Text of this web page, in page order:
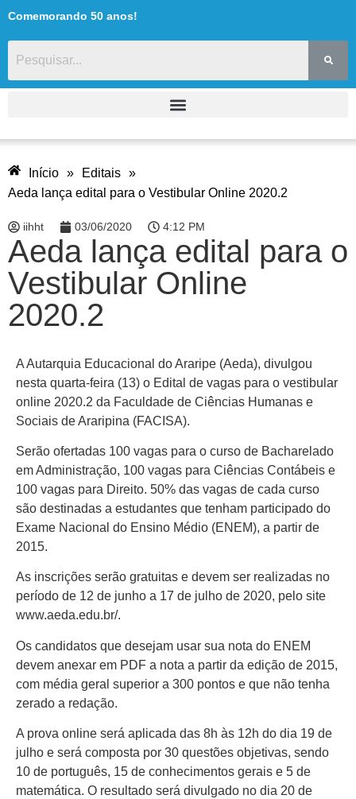
Comemorando 50 anos!
Início » Editais »
Aeda lança edital para o Vestibular Online 2020.2
iihht 03/06/2020 4:12 PM
Aeda lança edital para o
Vestibular Online
2020.2
A Autarquia Educacional do Araripe (Aeda), divulgou
nesta quarta-feira (13) o Edital de vagas para o vestibular
online 2020.2 da Faculdade de Ciências Humanas e
Sociais de Araripina (FACISA).
Serão ofertadas 100 vagas para o curso de Bacharelado
em Administração, 100 vagas para Ciências Contábeis e
100 vagas para Direito. 50% das vagas de cada curso
são destinadas a estudantes que tenham participado do
Exame Nacional do Ensino Médio (ENEM), a partir de
2015.
As inscrições serão gratuitas e devem ser realizadas no
período de 12 de junho a 17 de julho de 2020, pelo site
www.aeda.edu.br/.
Os candidatos que desejam usar sua nota do ENEM
devem anexar em PDF a nota a partir da edição de 2015,
com média geral superior a 300 pontos e que não tenha
zerado a redação.
A prova online será aplicada das 8h às 12h do dia 19 de
julho e será composta por 30 questões objetivas, sendo
10 de português, 15 de conhecimentos gerais e 5 de
matemática. O resultado será divulgado no dia 20 de